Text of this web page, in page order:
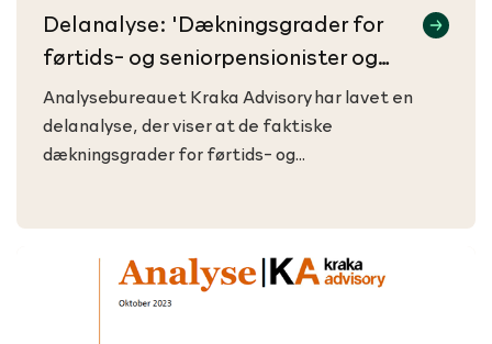
Delanalyse: 'Dækningsgrader for
førtids- og seniorpensionister og
pensionister', oktober 2023
Analysebureauet Kraka Advisory har lavet en
delanalyse, der viser at de faktiske
dækningsgrader for førtids- og
førtids- og seniorpensionister i PenSam er lavere
end gennemsnittet for alle.